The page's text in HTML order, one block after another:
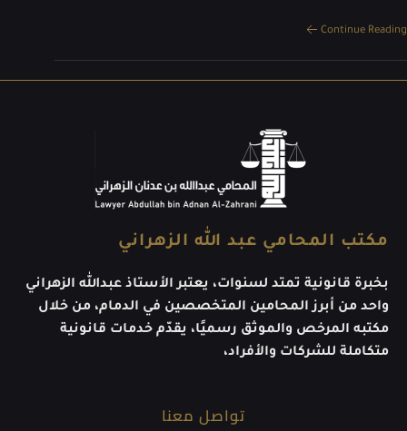
Continue Reading
مكتب المحامي عبد الله الزهراني
بخبرة قانونية تمتد لسنوات، يعتبر الأستاذ عبدالله الزهراني
واحد من أبرز المحامين المتخصصين في الدمام، من خلال
مكتبه المرخص والموثق رسميًا، يقدّم خدمات قانونية
متكاملة للشركات والأفراد،
تواصل معنا